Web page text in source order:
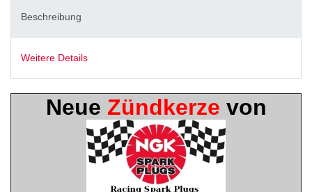
Beschreibung
Weitere Details
Neue Zündkerze von